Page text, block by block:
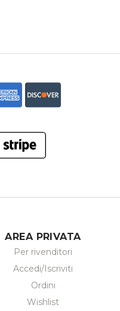
AREA PRIVATA
Per rivenditori
Accedi/Iscriviti
Ordini
Wishlist